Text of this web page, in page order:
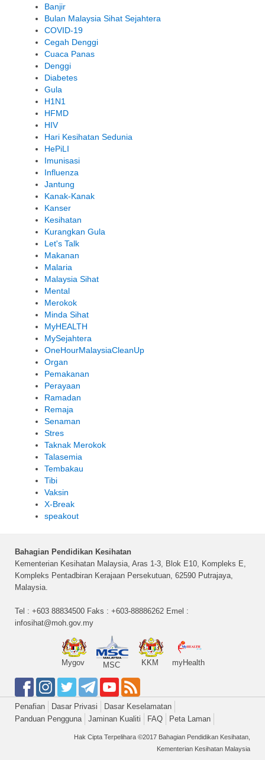
Banjir
Bulan Malaysia Sihat Sejahtera
COVID-19
Cegah Denggi
Cuaca Panas
Denggi
Diabetes
Gula
H1N1
HFMD
HIV
Hari Kesihatan Sedunia
HePiLI
Imunisasi
Influenza
Jantung
Kanak-Kanak
Kanser
Kesihatan
Kurangkan Gula
Let's Talk
Makanan
Malaria
Malaysia Sihat
Mental
Merokok
Minda Sihat
MyHEALTH
MySejahtera
OneHourMalaysiaCleanUp
Organ
Pemakanan
Perayaan
Ramadan
Remaja
Senaman
Stres
Taknak Merokok
Talasemia
Tembakau
Tibi
Vaksin
X-Break
speakout
Bahagian Pendidikan Kesihatan
Kementerian Kesihatan Malaysia, Aras 1-3, Blok E10, Kompleks E,
Kompleks Pentadbiran Kerajaan Persekutuan, 62590 Putrajaya,
Malaysia.
Tel : +603 88834500 Faks : +603-88886262 Emel :
infosihat@moh.gov.my
Mygov MSC KKM myHealth
Penafian Dasar Privasi
Dasar Keselamatan
Panduan Pengguna
Jaminan Kualiti FAQ Peta Laman
Hak Cipta Terpelihara ©2017 Bahagian Pendidikan Kesihatan,
Kementerian Kesihatan Malaysia